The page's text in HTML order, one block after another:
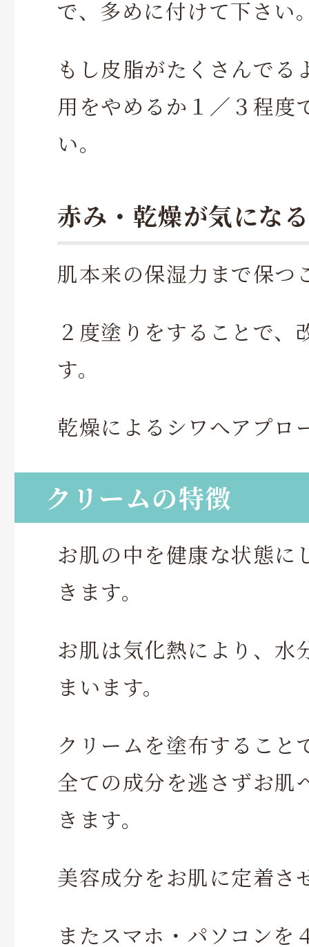
で、多めに付けて下さい
もし皮脂がたくさんでる
用をやめるか１／３程度
い。
赤み・乾燥が気にな
肌本来の保湿力まで保つ
２度塗りをすることで、
す。
乾燥によるシワへアプロ
クリームの特徴
お肌の中を健康な状態に
きます。
お肌は気化熱により、水
まいます。
クリームを塗布すること
全ての成分を逃さずお肌
きます。
美容成分をお肌に定着さ
またスマホ・パソコンを